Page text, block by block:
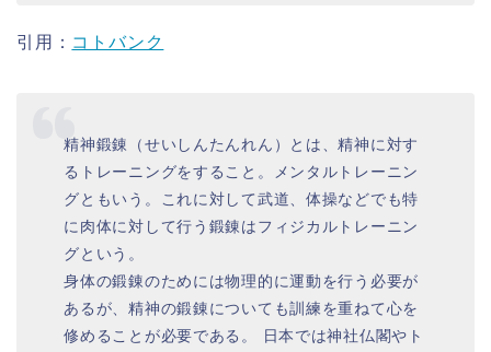
引用： コトバンク
精神鍛錬（せいしんたんれん）とは、精神に対す
るトレーニングをすること。メンタルトレーニン
グともいう。これに対して武道、体操などでも特
に肉体に対して行う鍛錬はフィジカルトレーニン
グという。
身体の鍛錬のためには物理的に運動を行う必要が
あるが、精神の鍛錬についても訓練を重ねて心を
修めることが必要である。 日本では神社仏閣やト